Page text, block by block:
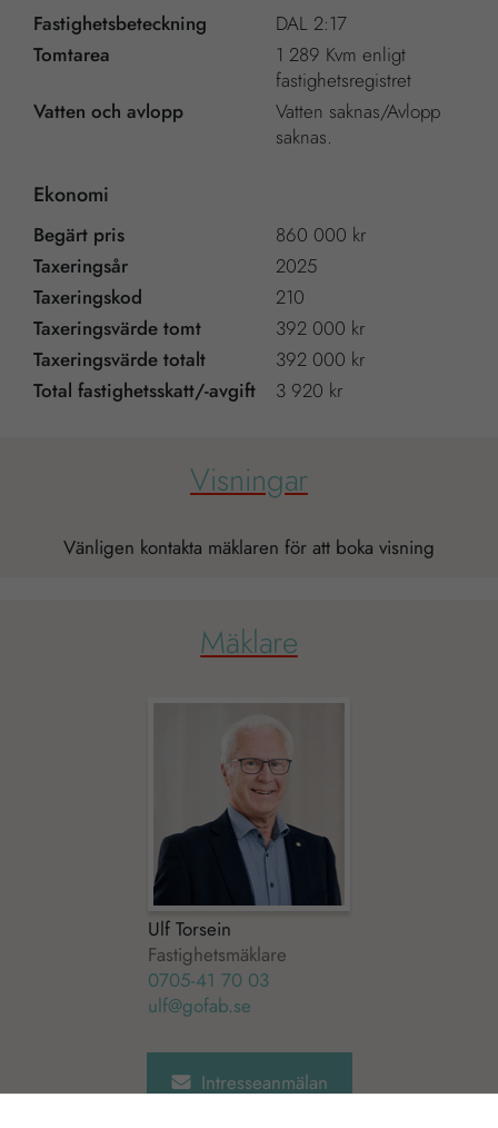
Fastighetsbeteckning
DAL 2:17
Tomtarea
1 289 Kvm enligt
fastighetsregistret
Vatten och avlopp
Vatten saknas/Avlopp
saknas.
Ekonomi
Begärt pris
860 000 kr
Taxeringsår
2025
Taxeringskod
210
Taxeringsvärde tomt
392 000 kr
Taxeringsvärde totalt
392 000 kr
Total fastighetsskatt/-avgift
3 920 kr
Visningar
Vänligen kontakta mäklaren för att boka visning
Mäklare
Ulf Torsein
Fastighetsmäklare
0705-41 70 03
ulf@gofab.se
Intresseanmälan
kunna
förbättra
hemsidans
funktionalitet
och
uppbyggnad,
används.
Upplevelse
För att vår
hemsida ska
prestera så
under ditt
besök. Om
här kakorna
att försvinna
från
Marknadsföring
med dig av dina
intressen och ditt
beteende när du
surfar ökar du
personligt